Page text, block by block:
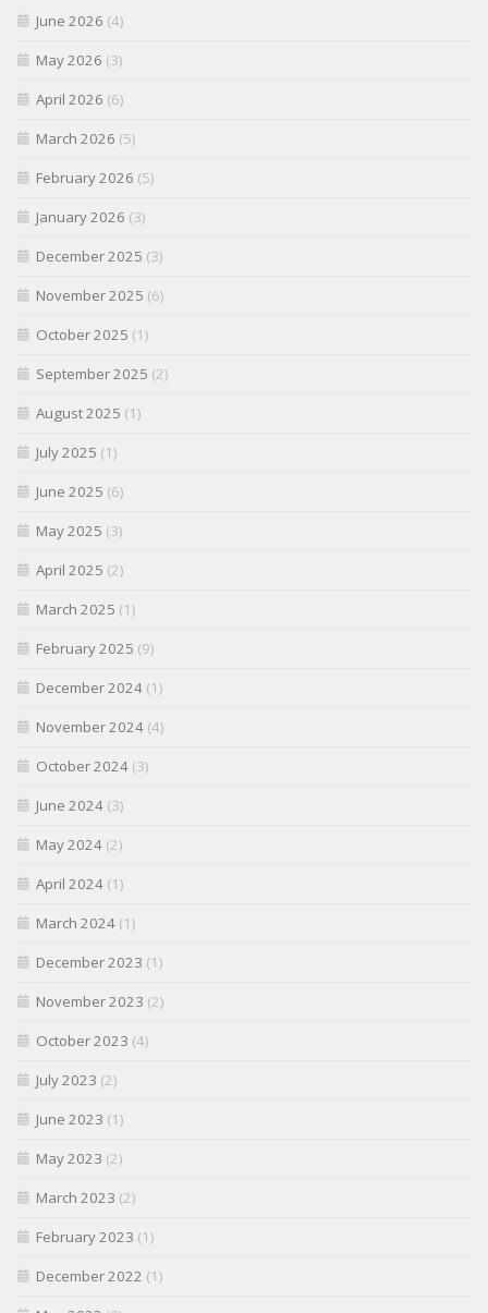
June 2026 (4)
May 2026 (3)
April 2026 (6)
March 2026 (5)
February 2026 (5)
January 2026 (3)
December 2025 (3)
November 2025 (6)
October 2025 (1)
September 2025 (2)
August 2025 (1)
July 2025 (1)
June 2025 (6)
May 2025 (3)
April 2025 (2)
March 2025 (1)
February 2025 (9)
December 2024 (1)
November 2024 (4)
October 2024 (3)
June 2024 (3)
May 2024 (2)
April 2024 (1)
March 2024 (1)
December 2023 (1)
November 2023 (2)
October 2023 (4)
July 2023 (2)
June 2023 (1)
May 2023 (2)
March 2023 (2)
February 2023 (1)
December 2022 (1)